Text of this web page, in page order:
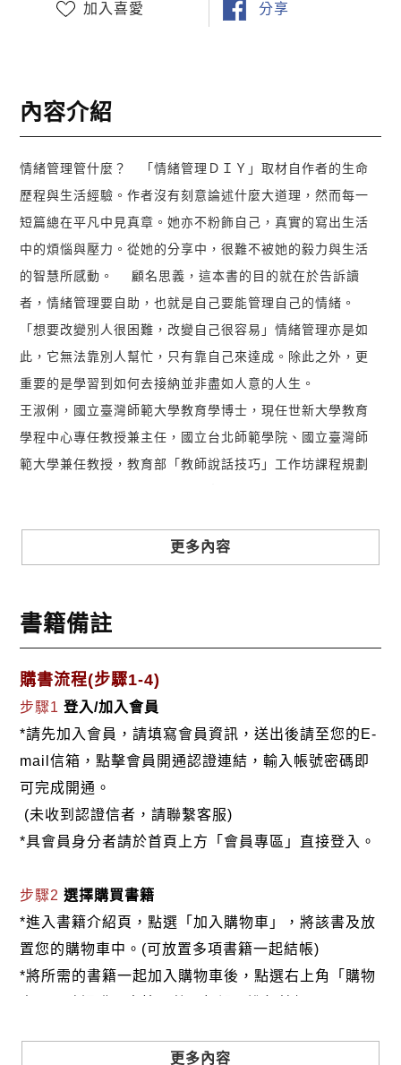
加入喜愛 分享
內容介紹
情緒管理管什麼？ 「情緒管理ＤＩＹ」取材自作者的生命
歷程與生活經驗。作者沒有刻意論述什麼大道理，然而每一
短篇總在平凡中見真章。她亦不粉飾自己，真實的寫出生活
中的煩惱與壓力。從她的分享中，很難不被她的毅力與生活
的智慧所感動。 顧名思義，這本書的目的就在於告訴讀
者，情緒管理要自助，也就是自己要能管理自己的情緒。
「想要改變別人很困難，改變自己很容易」情緒管理亦是如
此，它無法靠別人幫忙，只有靠自己來達成。除此之外，更
重要的是學習到如何去接納並非盡如人意的人生。
王淑俐，國立臺灣師範大學教育學博士，現任世新大學教育
學程中心專任教授兼主任，國立台北師範學院、國立臺灣師
範大學兼任教授，教育部「教師說話技巧」工作坊課程規劃
生溝通及單親問題。目前著有《我可以教得更精彩》、《有
更多內容
書籍備註
購書流程(步驟1-4)
步驟1登入/加入會員
*請先加入會員，請填寫會員資訊，送出後請至您的E-
mail信箱，點擊會員開通認證連結，輸入帳號密碼即
可完成開通。
(未收到認證信者，請聯繫客服)
*具會員身分者請於首頁上方「會員專區」直接登入。
步驟2選擇購買書籍
*進入書籍介紹頁，點選「加入購物車」，將該書及放
置您的購物車中。(可放置多項書籍一起結帳)
*將所需的書籍一起加入購物車後，點選右上角「購物
更多內容